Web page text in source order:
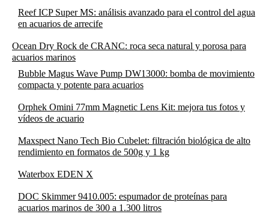
Reef ICP Super MS: análisis avanzado para el control del agua
en acuarios de arrecife
Ocean Dry Rock de CRANC: roca seca natural y porosa para
acuarios marinos
Bubble Magus Wave Pump DW13000: bomba de movimiento
compacta y potente para acuarios
Orphek Omini 77mm Magnetic Lens Kit: mejora tus fotos y
vídeos de acuario
Maxspect Nano Tech Bio Cubelet: filtración biológica de alto
rendimiento en formatos de 500g y 1 kg
Waterbox EDEN X
DOC Skimmer 9410.005: espumador de proteínas para
acuarios marinos de 300 a 1.300 litros